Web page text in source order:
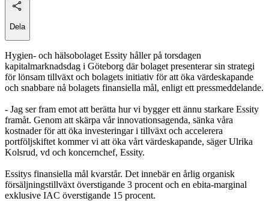
Dela
Hygien- och hälsobolaget Essity håller på torsdagen
kapitalmarknadsdag i Göteborg där bolaget presenterar sin strategi
för lönsam tillväxt och bolagets initiativ för att öka värdeskapande
och snabbare nå bolagets finansiella mål, enligt ett pressmeddelande.
- Jag ser fram emot att berätta hur vi bygger ett ännu starkare Essity
framåt. Genom att skärpa vår innovationsagenda, sänka våra
kostnader för att öka investeringar i tillväxt och accelerera
portföljskiftet kommer vi att öka vårt värdeskapande, säger Ulrika
Kolsrud, vd och koncernchef, Essity.
Essitys finansiella mål kvarstår. Det innebär en årlig organisk
försäljningstillväxt överstigande 3 procent och en ebita-marginal
exklusive IAC överstigande 15 procent.